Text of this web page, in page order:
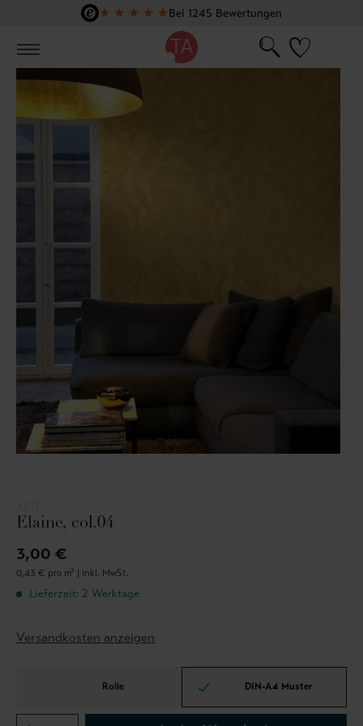
Zum Hauptinhalt springen
★ ★ ★ ★ ★Bei 1245 Bewertungen
Elaine, col.04
3,00 €
0,43 € pro m² | inkl. MwSt.
Lieferzeit: 2 Werktage
Versandkosten anzeigen
Rolle DIN-A4 Muster